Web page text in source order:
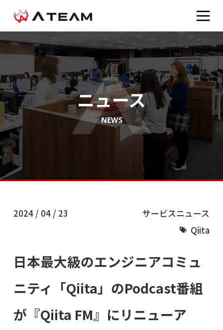
ニュース
NEWS
2024 / 04 / 23
サービスニュース
Qiita
日本最大級のエンジニアコミュ
ニティ「Qiita」のPodcast番組
が『Qiita FM』にリニューア